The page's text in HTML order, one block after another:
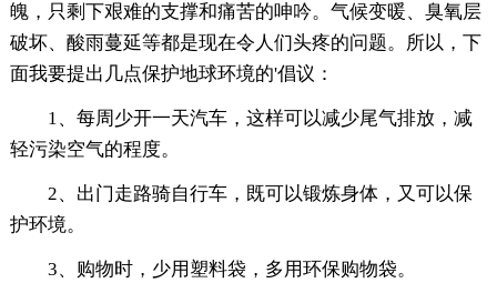
魄，只剩下艰难的支撑和痛苦的呻吟。气候变暖、臭氧层
破坏、酸雨蔓延等都是现在令人们头疼的问题。所以，下
面我要提出几点保护地球环境的'倡议：
1、每周少开一天汽车，这样可以减少尾气排放，减
轻污染空气的程度。
2、出门走路骑自行车，既可以锻炼身体，又可以保
护环境。
3、购物时，少用塑料袋，多用环保购物袋。